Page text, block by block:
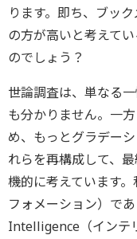
ります。即ち、ブッ
の方が高いと考えて
のでしょう？
世論調査は、単なる
も分かりません。一
め、もっとグラデー
れらを再構成して、
機的に考えています
フォメーション）で
Intelligence（インテ